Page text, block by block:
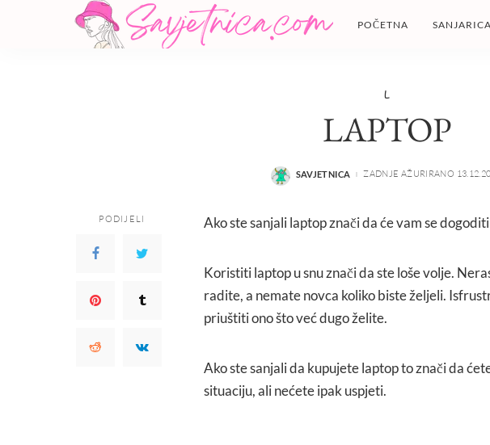
POČETNA SANJARICA
L
LAPTOP
POSTED
SAVJETNICA ZADNJE AŽURIRANO
PODIJELI Ako ste sanjali laptop znači da će vam se
Koristiti laptop u snu znači da ste loše volje.
radite, a nemate novca koliko biste željeli.
priuštiti ono što već dugo želite.
Ako ste sanjali da kupujete laptop to znači da
situaciju, ali nećete ipak uspjeti.